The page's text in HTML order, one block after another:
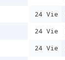
24 Vie
24 Vie
24 Vie